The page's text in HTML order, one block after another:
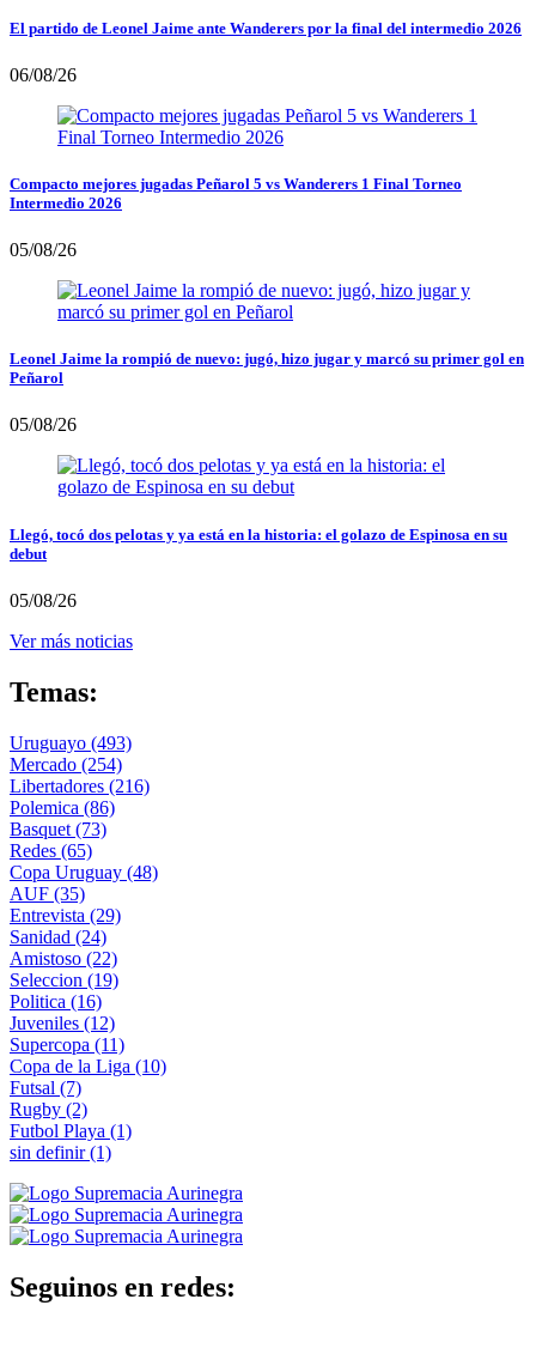
El partido de Leonel Jaime ante Wanderers por la final del intermedio 2026
06/08/26
Compacto mejores jugadas Peñarol 5 vs Wanderers 1 Final Torneo
Intermedio 2026
05/08/26
Leonel Jaime la rompió de nuevo: jugó, hizo jugar y marcó su primer gol en
Peñarol
05/08/26
Llegó, tocó dos pelotas y ya está en la historia: el golazo de Espinosa en su
debut
05/08/26
Ver más noticias
Temas:
Uruguayo (493)
Mercado (254)
Libertadores (216)
Polemica (86)
Basquet (73)
Redes (65)
Copa Uruguay (48)
AUF (35)
Entrevista (29)
Sanidad (24)
Amistoso (22)
Seleccion (19)
Politica (16)
Juveniles (12)
Supercopa (11)
Copa de la Liga (10)
Futsal (7)
Rugby (2)
Futbol Playa (1)
sin definir(1)
Seguinos en redes: